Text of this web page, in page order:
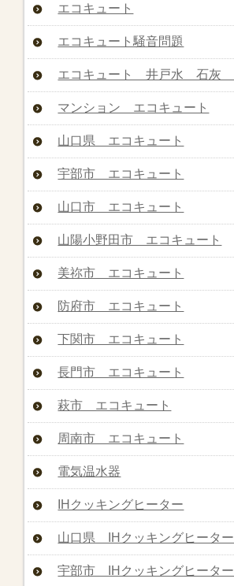
エコキュート
エコキュート騒音問題
エコキュート 井戸水 石灰
マンション エコキュート
山口県 エコキュート
宇部市 エコキュート
山口市 エコキュート
山陽小野田市 エコキュート
美祢市 エコキュート
防府市 エコキュート
下関市 エコキュート
長門市 エコキュート
萩市 エコキュート
周南市 エコキュート
電気温水器
IHクッキングヒーター
山口県 IHクッキングヒーター
宇部市 IHクッキングヒーター